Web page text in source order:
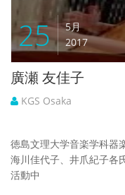
25
5月
2017
廣瀬 友佳子
KGS Osaka
徳島文理大学音楽学科器
海川佳代子、井爪紀子各
活動中